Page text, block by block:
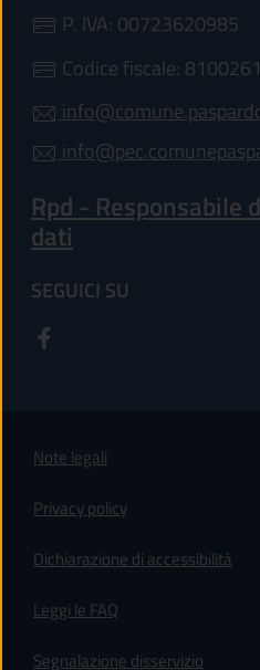
P. IVA: 00723620985
Codice fiscale:
Rpd - Responsabile
dati
SEGUICI SU
Note legali
Privacy policy
Dichiarazione di accessibilità
Leggi le FAQ
Segnalazione disservizio